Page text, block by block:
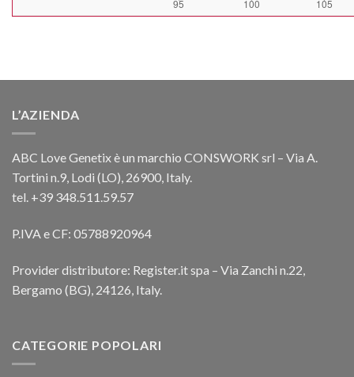
L’AZIENDA
ABC Love Genetix è un marchio CONSWORK srl – Via A.
Tortini n.9, Lodi (LO), 26900, Italy.
tel. +39 348.511.59.57
P.IVA e CF: 05788920964
Provider distributore: Register.it spa – Via Zanchi n.22,
Bergamo (BG), 24126, Italy.
CATEGORIE POPOLARI